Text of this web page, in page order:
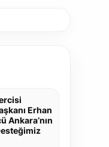
Erhan
Ankara’nın